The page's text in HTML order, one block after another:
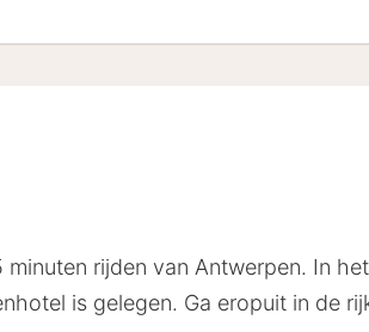
rijden van Antwerpen. In
is gelegen. Ga eropuit in de